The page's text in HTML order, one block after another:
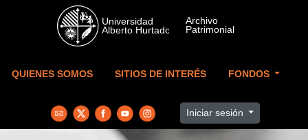
Skip to main content
QUIENES SOMOS SITIOS DE INTERÉS FONDOS
Iniciar sesión